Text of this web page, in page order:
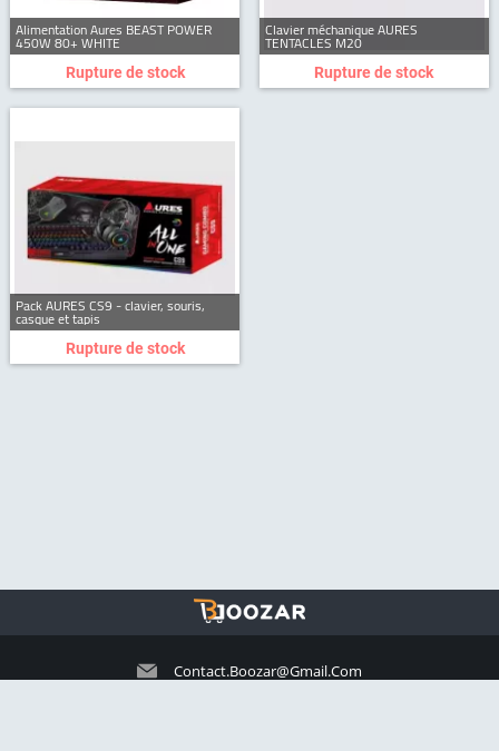
Alimentation Aures BEAST POWER
450W 80+ WHITE
Rupture de stock
Clavier méchanique AURES
TENTACLES M20
Rupture de stock
Pack AURES CS9 - clavier, souris,
casque et tapis
Rupture de stock
Contact.boozar@gmail.com